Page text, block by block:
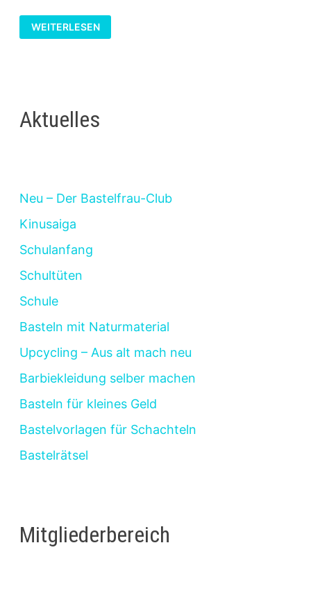
GRABKERZE
ALS
DUFTKERZE
WEITERLESEN
Aktuelles
Neu – Der Bastelfrau-Club
Kinusaiga
Schulanfang
Schultüten
Schule
Basteln mit Naturmaterial
Upcycling – Aus alt mach neu
Barbiekleidung selber machen
Basteln für kleines Geld
Bastelvorlagen für Schachteln
Bastelrätsel
Mitgliederbereich